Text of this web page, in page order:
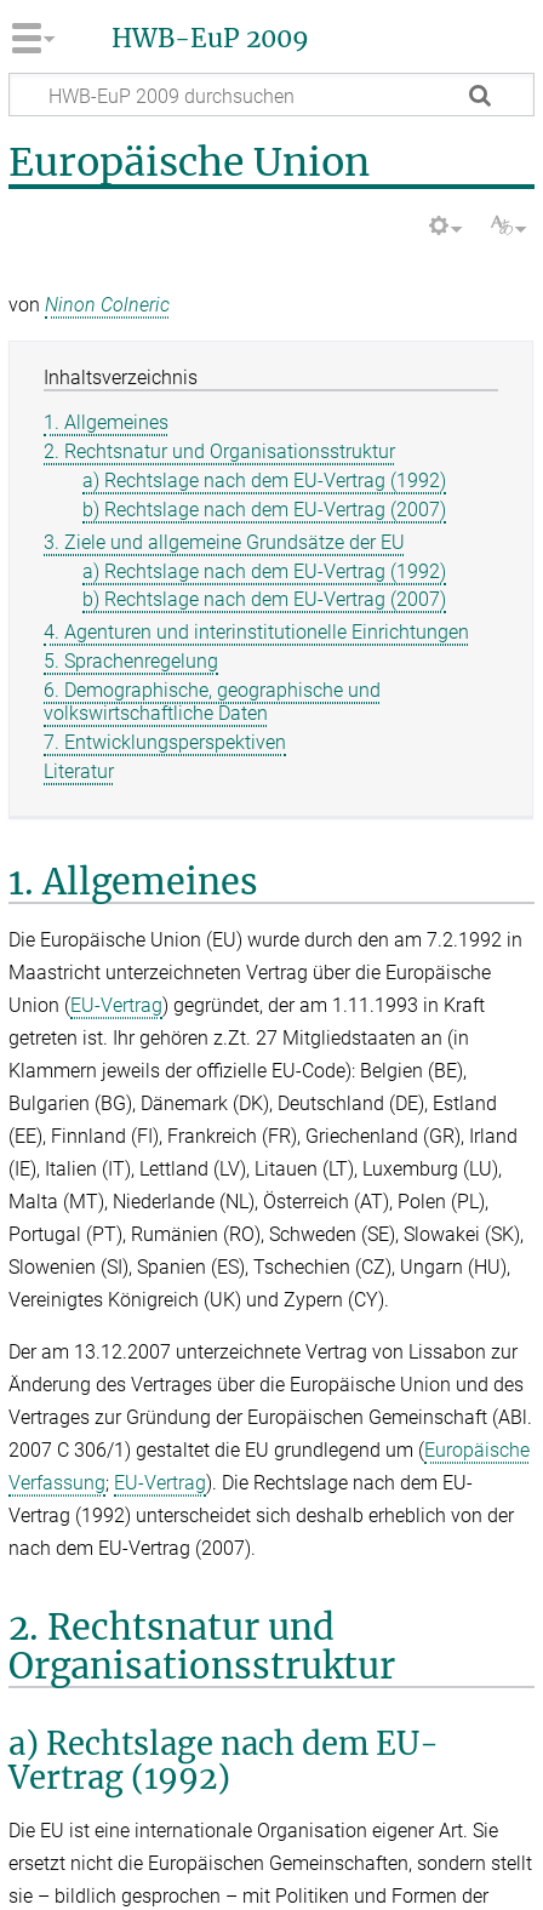
HWB-EuP 2009
Europäische Union
vonNinon Colneric
Inhaltsverzeichnis
1. Allgemeines
2. Rechtsnatur und Organisationsstruktur
a) Rechtslage nach dem EU-Vertrag (1992)
b) Rechtslage nach dem EU-Vertrag (2007)
3. Ziele und allgemeine Grund­sätze der EU
a) Rechtslage nach dem EU-Vertrag (1992)
b) Rechtslage nach dem EU-Vertrag (2007)
4. Agenturen und inter­institutionelle Einrichtungen
5. Sprachenregelung
6. Demographische, geogra­phische und
volkswirtschaftliche Daten
7. Entwicklungsperspektiven
Literatur
1. Allgemeines
Die Europäische Union (EU) wurde durch den am 7.2.1992 in
Maastricht unterzeichneten Vertrag über die Europäische
Union (EU-Vertrag) gegründet, der am 1.11.1993 in Kraft
getreten ist. Ihr gehören z.Zt. 27 Mitgliedstaaten an (in
Klammern jeweils der offizielle EU-Code): Belgien (BE),
Bulgarien (BG), Dänemark (DK), Deutschland (DE), Estland
(EE), Finnland (FI), Frankreich (FR), Griechenland (GR), Irland
(IE), Italien (IT), Lettland (LV), Litauen (LT), Luxemburg (LU),
Malta (MT), Niederlande (NL), Österreich (AT), Polen (PL),
Portugal (PT), Rumänien (RO), Schweden (SE), Slowakei (SK),
Slowenien (SI), Spanien (ES), Tschechien (CZ), Ungarn (HU),
Vereinigtes Königreich (UK) und Zypern (CY).
Der am 13.12.2007 unterzeichnete Vertrag von Lissabon zur
Änderung des Vertrages über die Europäische Union und des
Vertrages zur Gründung der Europäischen Gemeinschaft (ABl.
2007 C 306/1) gestaltet die EU grundlegend um (Europäische
Verfassung; EU-Vertrag). Die Rechtslage nach dem EU-
Vertrag (1992) unterscheidet sich deshalb erheblich von der
nach dem EU-Vertrag (2007).
2. Rechtsnatur und
Organisationsstruktur
a) Rechtslage nach dem EU-
Vertrag (1992)
Die EU ist eine internationale Organisation eigener Art. Sie
ersetzt nicht die Europäischen Gemeinschaften, sondern stellt
sie – bildlich gesprochen – mit Politiken und Formen der